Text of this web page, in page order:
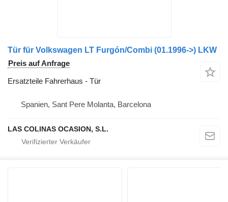
Tür für Volkswagen LT Furgón/Combi (01.1996->) LKW
Preis auf Anfrage
Ersatzteile Fahrerhaus - Tür
Spanien, Sant Pere Molanta, Barcelona
LAS COLINAS OCASION, S.L.